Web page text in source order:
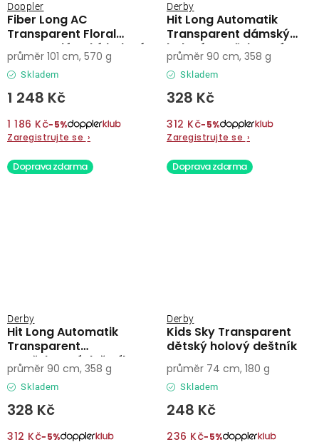
Fiber Long AC
Transparent Floral
Dreams dámský holový
vystřelovací deštník
Doppler
Skladem
1 248 Kč
1 186 Kč−5%
Zaregistrujte se ›
průměr 101 cm, 570 g
Hit Long Automatik
Transparent dámský
holový vystřelovací
deštník
Derby
Skladem
328 Kč
312 Kč−5%
Zaregistrujte se ›
průměr 90 cm, 358 g
Doprava zdarma
Hit Long Automatik
Transparent
vystřelovací deštník
Derby
Skladem
328 Kč
312 Kč−5%
průměr 90 cm, 358 g
Doprava zdarma
Kids Sky Transparent
dětský holový deštník
Derby
Skladem
248 Kč
236 Kč−5%
průměr 74 cm, 180 g